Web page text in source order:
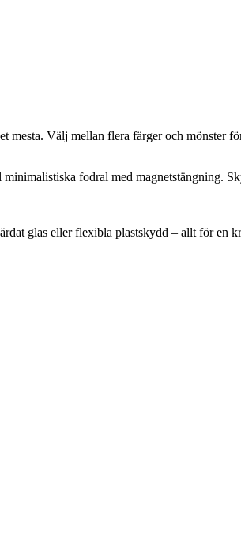
Välj mellan flera färger och mönster
fodral med magnetstängning.
glas eller flexibla plastskydd – allt för en